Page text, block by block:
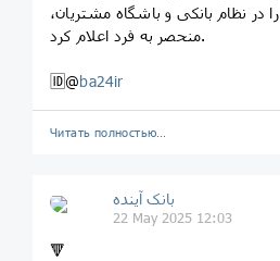
را در نظام بانکی و باشگاه مشتریان،
منحصر به فرد اعلام کرد.
🆔@ba24ir
Читать полностью…
بانک آینده
22 May 2025 12:03
🔻